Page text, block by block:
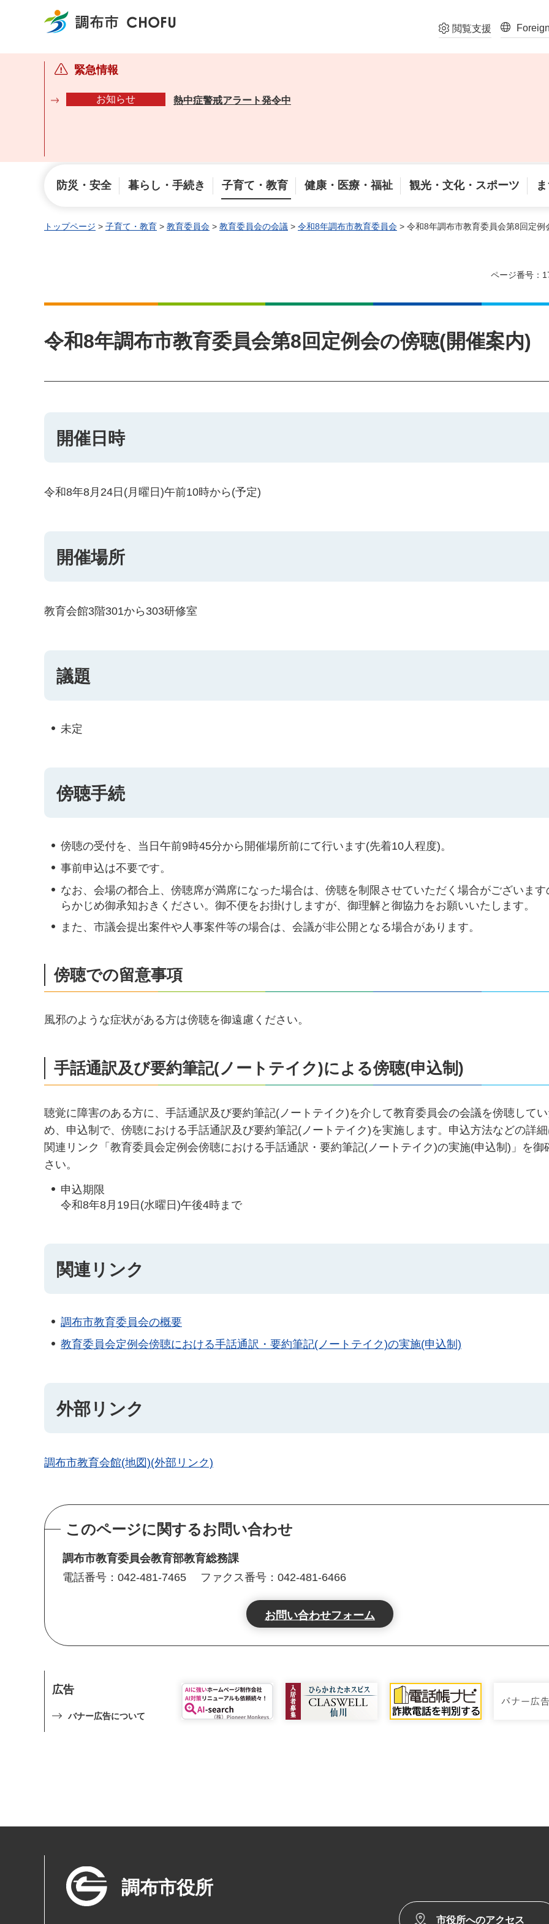
調布市 閲覧支援
緊急情報
お知らせ 熱中症警戒アラート発令中
防災・安全 暮らし・手続き 子育て・教育 健康・医療・福祉 観光・文化・スポーツ
トップページ > 子育て・教育 > 教育委員会 > 教育委員会の会議 > 令和8年調布市教育委員会 > 令和8年調布市教育委員会第8回定例
ページ番号：
令和8年調布市教育委員会第8回定例会の傍聴(開催案内)
開催日時
令和8年8月24日(月曜日)午前10時から(予定)
開催場所
教育会館3階301から303研修室
議題
未定
傍聴手続
傍聴の受付を、当日午前9時45分から開催場所前にて行います(先着10人程度)。
事前申込は不要です。
なお、会場の都合上、傍聴席が満席になった場合は、傍聴を制限させていただく場合がございます
らかじめ御承知おきください。御不便をお掛けしますが、御理解と御協力をお願いいたします。
また、市議会提出案件や人事案件等の場合は、会議が非公開となる場合があります。
傍聴での留意事項
風邪のような症状がある方は傍聴を御遠慮ください。
手話通訳及び要約筆記(ノートテイク)による傍聴(申込制)
聴覚に障害のある方に、手話通訳及び要約筆記(ノートテイク)を介して教育委員会の会議を傍聴して
め、申込制で、傍聴における手話通訳及び要約筆記(ノートテイク)を実施します。申込方法などの詳
関連リンク「教育委員会定例会傍聴における手話通訳・要約筆記(ノートテイク)の実施(申込制)」を御
さい。
申込期限
令和8年8月19日(水曜日)午後4時まで
関連リンク
調布市教育委員会の概要
教育委員会定例会傍聴における手話通訳・要約筆記(ノートテイク)の実施(申込制)
外部リンク
調布市教育会館(地図)(外部リンク)
このページに関するお問い合わせ
調布市教育委員会教育部教育総務課
電話番号：042-481-7465
ファクス番号：042-481-6466
広告
バナー広告について
調布市役所
市役所へのアクセス